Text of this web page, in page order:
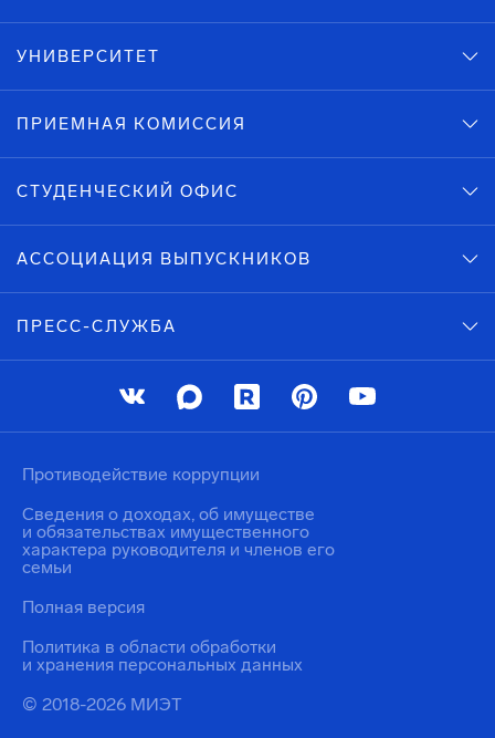
УНИВЕРСИТЕТ
ПРИЕМНАЯ КОМИССИЯ
СТУДЕНЧЕСКИЙ ОФИС
АССОЦИАЦИЯ ВЫПУСКНИКОВ
ПРЕСС-СЛУЖБА
© 2018-2026 МИЭТ
Политика в области обработки
и хранения персональных данных
Противодействие коррупции
Сведения о доходах, об имуществе
и обязательствах имущественного
характера руководителя и членов его
семьи
Полная версия